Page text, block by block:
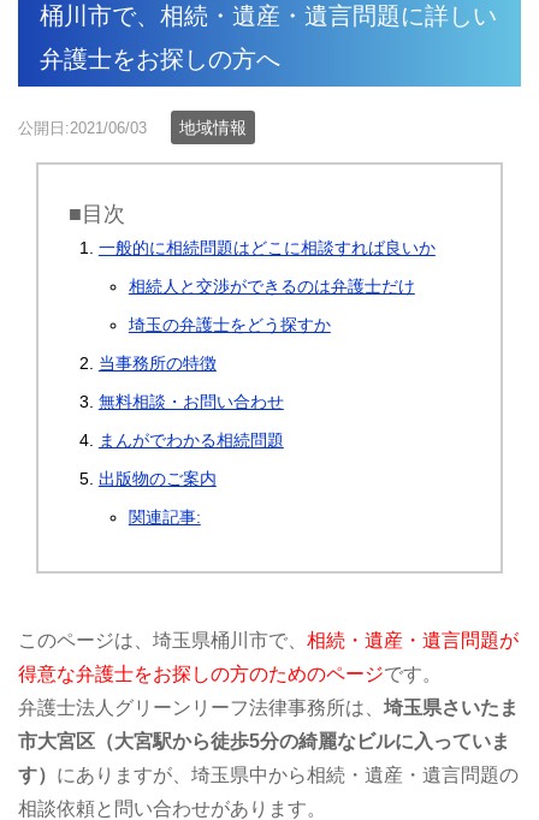
桶川市で、相続・遺産・遺言問題に詳しい
弁護士をお探しの方へ
公開日:2021/06/03 地域情報
■目次
一般的に相続問題はどこに相談すれば良いか
相続人と交渉ができるのは弁護士だけ
埼玉の弁護士をどう探すか
当事務所の特徴
無料相談・お問い合わせ
まんがでわかる相続問題
出版物のご案内
関連記事:
このページは、埼玉県桶川市で、 相続・遺産・遺言問題が
得意な弁護士をお探しの方のためのページです。
弁護士法人グリーンリーフ法律事務所は、 埼玉県さいたま
市大宮区（大宮駅から徒歩5分の綺麗なビルに入っていま
す） にありますが、埼玉県中から相続・遺産・遺言問題の
相談依頼と問い合わせがあります。